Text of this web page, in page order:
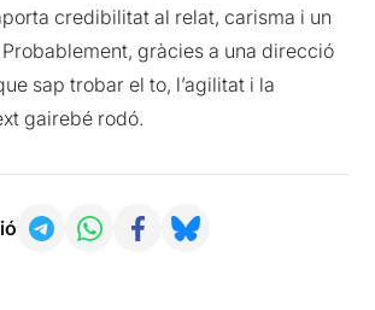
credibilitat al relat, carisma i un
Probablement, gràcies a una direcció
sap trobar el to, l’agilitat i la
gairebé rodó.